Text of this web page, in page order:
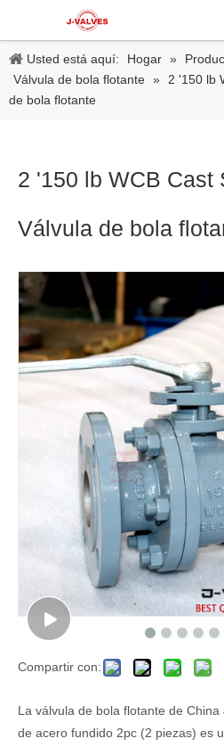
Usted está aquí: Hogar »
Válvula de bola flotante »
2 '150 lb
de bola flotante
2 '150 lb WCB Cast
Válvula de bola
Compartir con:
La válvula de bola flotante de China
de acero fundido 2pc (2 piezas) es